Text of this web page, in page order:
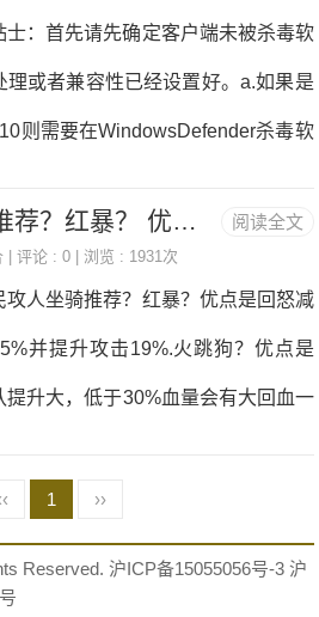
融合为主题开始。
类： 风熊（狂暴） 主体：培罗多
）客体1：鲁比/火牛客体2：克雷
6.25↑） 合出来1般情况下上7基本
士：首先请先确定客户端未被杀毒软
理或者兼容性已经设置好。a.如果是
则需要在WindowsDefender杀毒软
STWa.exe加入白名单范围。系统
客户端安装目录，打开目录下的dat
夹，删除savedata.dat文件即可。
阅读全文
石器平民攻人坐骑推荐？红暴？ 优点是回怒减伤25%
| 评论 : 0 | 浏览 : 1931次
攻人坐骑推荐？红暴？优点是回怒减
并提升攻击19%.火跳狗？优点是
提升大，低于30%血量会有大回血一
条命，并提升40%攻击，很可观猩
优点是逐渐叠加的伤害提升，最多到
机械鹰就不考虑了意见1：重新培养
1 ››
Reserved.沪ICP备15055056号-3 沪